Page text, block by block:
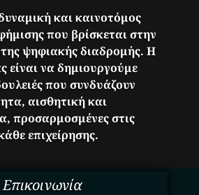
και καινοτόμος
που βρίσκεται στην
ψηφιακής διαδρομής. Η
είναι να δημιουργούμε
που συνδυάζουν
αισθητική και
προσαρμοσμένες στις
επιχείρησης.
Επικοινωνία